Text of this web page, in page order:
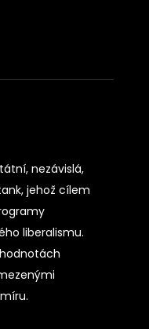
nezávislá,
jehož cílem
liberalismu.